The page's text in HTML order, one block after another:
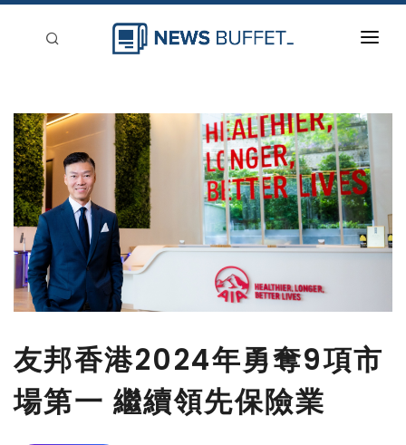
新聞稿分類
登入
刊登
友邦香港2024年勇奪9項市
場第一 繼續領先保險業